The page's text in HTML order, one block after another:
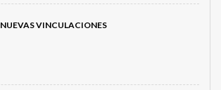
NUEVAS VINCULACIONES